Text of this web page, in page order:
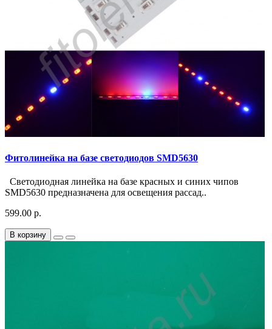
Фитолинейка на базе светодиодов SMD5630
Светодиодная линейка на базе красных и синих чипов
SMD5630 предназначена для освещения рассад..
599.00 р.
В корзину